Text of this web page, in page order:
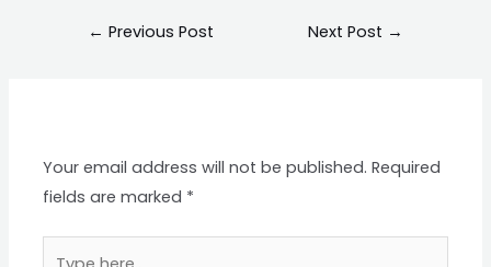
← Previous Post Next Post →
Your email address will not be published. Required
fields are marked *